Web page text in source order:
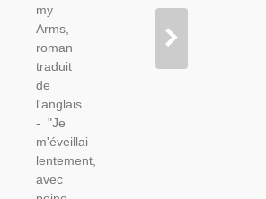
my
Arms,
roman
traduit
de
l'anglais
- "Je
m'éveillai
lentement,
avec